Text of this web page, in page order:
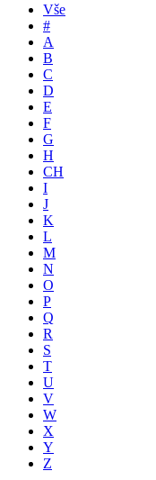
Vše
#
A
B
C
D
E
F
G
H
CH
I
J
K
L
M
N
O
P
Q
R
S
T
U
V
W
X
Y
Z